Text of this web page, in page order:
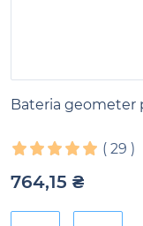
Bateria geometer
( 29 )
764,15 ₴